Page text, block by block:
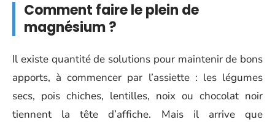
Comment faire le plein de
magnésium ?
Il existe quantité de solutions pour maintenir de bons
apports, à commencer par l’assiette : les légumes
secs, pois chiches, lentilles, noix ou chocolat noir
tiennent la tête d’affiche. Mais il arrive que